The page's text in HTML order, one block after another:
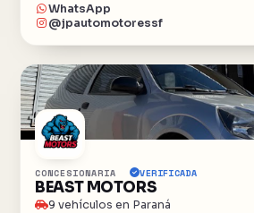
WhatsApp
@jpautomotoressf
CONCESIONARIA VERIFICADA
BEAST MOTORS
9 vehículos en Paraná